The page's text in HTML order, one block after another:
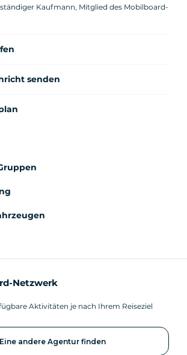
Kaufmann, Mitglied des Mobilboard-
senden
Netzwerk
Aktivitäten je nach Ihrem Reiseziel
Eine andere Agentur finden